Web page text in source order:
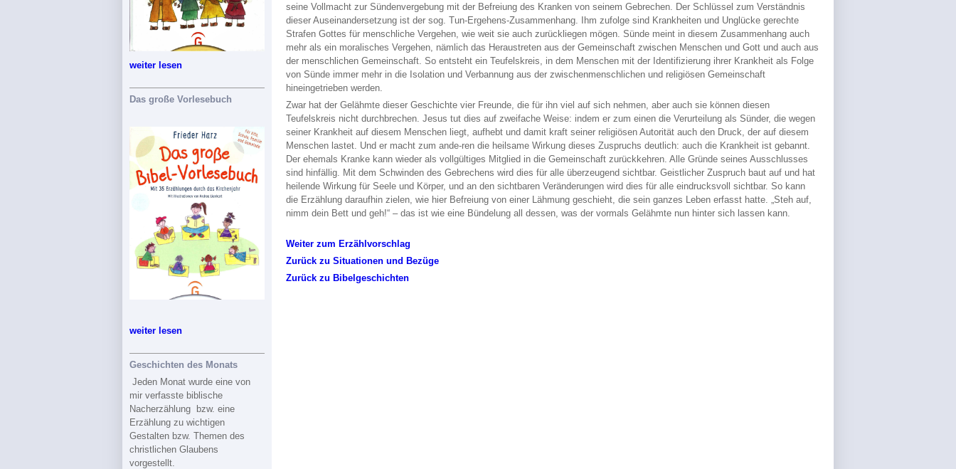
weiter lesen
Das große Vorlesebuch
weiter lesen
Geschichten des Monats
Jeden Monat wurde eine von
mir verfasste biblische
Nacherzählung bzw. eine
Erzählung zu wichtigen
Gestalten bzw. Themen des
christlichen Glaubens
vorgestellt.
seine Vollmacht zur Sündenvergebung mit der Befreiung des Kranken von seinem Gebrechen. Der Schlüssel zum Verständnis
dieser Auseinandersetzung ist der sog. Tun-Ergehens-Zusammenhang. Ihm zufolge sind Krankheiten und Unglücke gerechte
Strafen Gottes für menschliche Vergehen, wie weit sie auch zurückliegen mögen. Sünde meint in diesem Zusammenhang auch
mehr als ein moralisches Vergehen, nämlich das Heraustreten aus der Gemeinschaft zwischen Menschen und Gott und auch aus
der menschlichen Gemeinschaft. So entsteht ein Teufelskreis, in dem Menschen mit der Identifizierung ihrer Krankheit als Folge
von Sünde immer mehr in die Isolation und Verbannung aus der zwischenmenschlichen und religiösen Gemeinschaft
hineingetrieben werden.
Zwar hat der Gelähmte dieser Geschichte vier Freunde, die für ihn viel auf sich nehmen, aber auch sie können diesen
Teufelskreis nicht durchbrechen. Jesus tut dies auf zweifache Weise: indem er zum einen die Verurteilung als Sünder, die wegen
seiner Krankheit auf diesem Menschen liegt, aufhebt und damit kraft seiner religiösen Autorität auch den Druck, der auf diesem
Menschen lastet. Und er macht zum ande-ren die heilsame Wirkung dieses Zuspruchs deutlich: auch die Krankheit ist gebannt.
Der ehemals Kranke kann wieder als vollgültiges Mitglied in die Gemeinschaft zurückkehren. Alle Gründe seines Ausschlusses
sind hinfällig. Mit dem Schwinden des Gebrechens wird dies für alle überzeugend sichtbar. Geistlicher Zuspruch baut auf und hat
heilende Wirkung für Seele und Körper, und an den sichtbaren Veränderungen wird dies für alle eindrucksvoll sichtbar. So kann
die Erzählung daraufhin zielen, wie hier Befreiung von einer Lähmung geschieht, die sein ganzes Leben erfasst hatte. „Steh auf,
nimm dein Bett und geh!“ – das ist wie eine Bündelung all dessen, was der vormals Gelähmte nun hinter sich lassen kann.
Weiter zum Erzählvorschlag
Zurück zu Situationen und Bezüge
Zurück zu Bibelgeschichten